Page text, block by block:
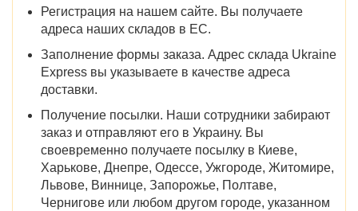
Регистрация на нашем сайте. Вы получаете
адреса наших складов в ЕС.
Заполнение формы заказа. Адрес склада Ukraine
Express вы указываете в качестве адреса
доставки.
Получение посылки. Наши сотрудники забирают
заказ и отправляют его в Украину. Вы
своевременно получаете посылку в Киеве,
Харькове, Днепре, Одессе, Ужгороде, Житомире,
Львове, Виннице, Запорожье, Полтаве,
Чернигове или любом другом городе, указанном